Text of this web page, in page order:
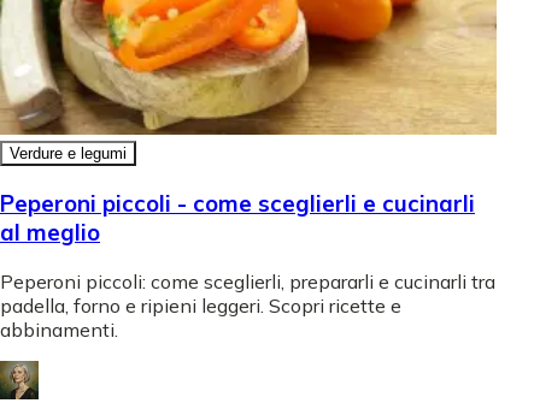
Verdure e legumi
Peperoni piccoli - come sceglierli e cucinarli
al meglio
Peperoni piccoli: come sceglierli, prepararli e cucinarli tra
padella, forno e ripieni leggeri. Scopri ricette e
abbinamenti.